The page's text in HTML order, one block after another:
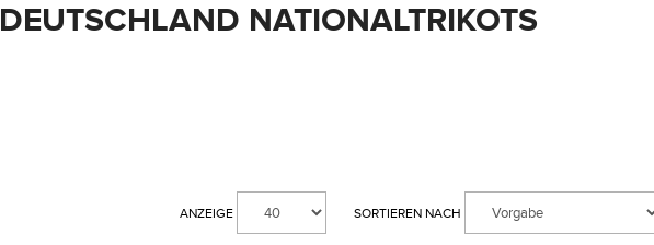
DEUTSCHLAND NATIONALTRIKOTS
SORTIEREN NACH
ANZEIGE